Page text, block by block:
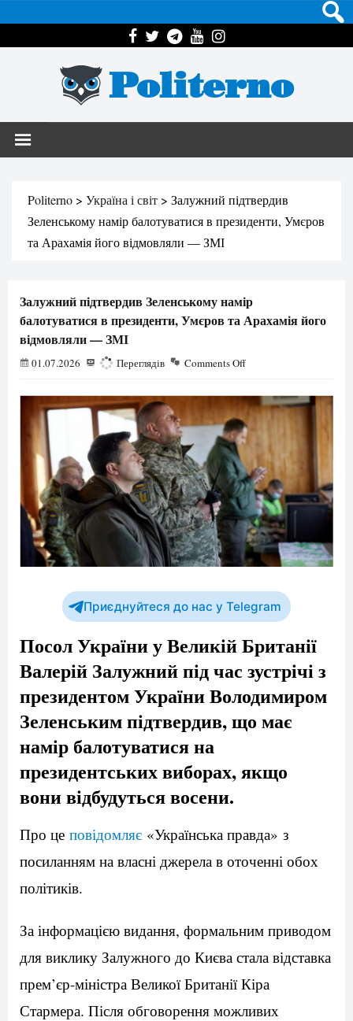
Politerno
Politerno > Україна і світ > Залужний підтвердив
Зеленському намір балотуватися в президенти, Умєров
та Арахамія його відмовляли — ЗМІ
Залужний підтвердив Зеленському намір
балотуватися в президенти, Умєров та Арахамія його
відмовляли — ЗМІ
01.07.2026 541 Переглядів Comments Off
Приєднуйтеся до нас у Telegram
Посол України у Великій Британії
Валерій Залужний під час зустрічі з
президентом України Володимиром
Зеленським підтвердив, що має
намір балотуватися на
президентських виборах, якщо
вони відбудуться восени.
Про це повідомляє «Українська правда» з
посиланням на власні джерела в оточенні обох
політиків.
За інформацією видання, формальним приводом
для виклику Залужного до Києва стала відставка
прем’єр-міністра Великої Британії Кіра
Стармера. Після обговорення можливих